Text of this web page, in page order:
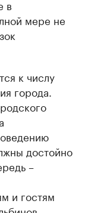
в
мере не
к числу
города.
достойно
–
и гостям